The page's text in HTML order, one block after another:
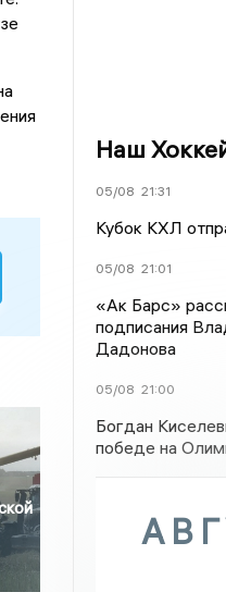
Наш
05/08 21:31
Кубок КХЛ
05/08 21:01
«Ак Барс»
подписания
Дадонова
05/08 21:00
Богдан
победе на